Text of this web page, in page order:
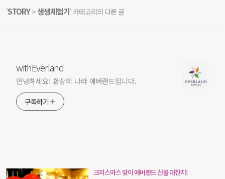
'STORY>생생체험기' 카테고리의 다른 글
withEverland
안녕하세요! 환상의 나라 에버랜드입니다.
구독하기
크리스마스 맞이 에버랜드 선물 대잔치!